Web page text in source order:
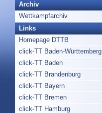
Archiv
Wettkampfarchiv
Links
Homepage DTTB
click-TT Baden-Württemberg
click-TT Baden
click-TT Brandenburg
click-TT Bayern
click-TT Bremen
click-TT Hamburg